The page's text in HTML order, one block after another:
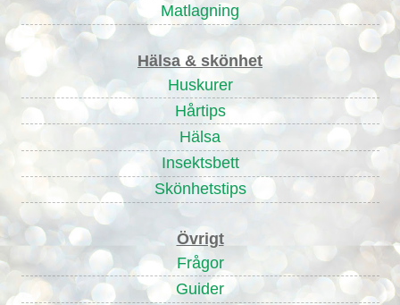
Matlagning
Hälsa & skönhet
Huskurer
Hårtips
Hälsa
Insektsbett
Skönhetstips
Övrigt
Frågor
Guider